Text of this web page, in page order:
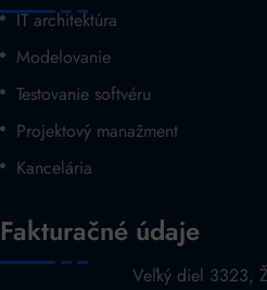
IT architektúra
Modelovanie
Testovanie softvéru
Projektový manažment
Kancelária
Fakturačné údaje
Veľký diel 3323,